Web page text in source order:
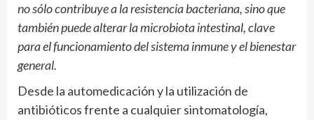
no sólo contribuye a la resistencia bacteriana, sino que
también puede alterar la microbiota intestinal, clave
para el funcionamiento del sistema inmune y el bienestar
general.
Desde la automedicación y la utilización de
antibióticos frente a cualquier sintomatología,